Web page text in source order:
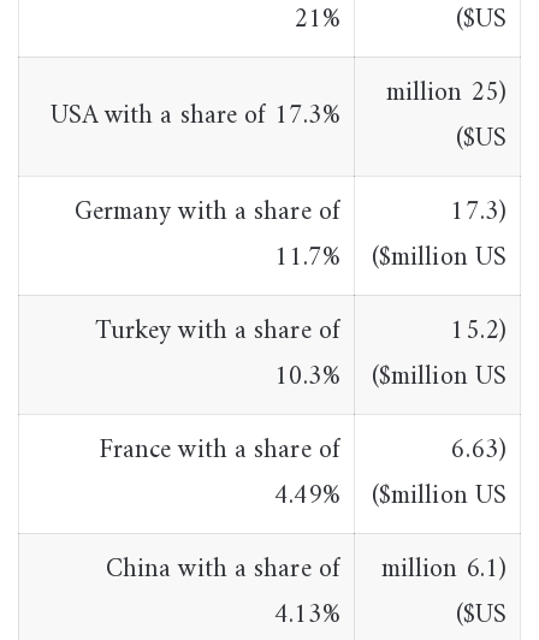
US$)
21%
(25 million
US$)
USA with a share of 17.3%
(17.3
million US$)
Germany with a share of
11.7%
(15.2
million US$)
Turkey with a share of
10.3%
(6.63
million US$)
France with a share of
4.49%
(6.1 million
US$)
China with a share of
4.13%